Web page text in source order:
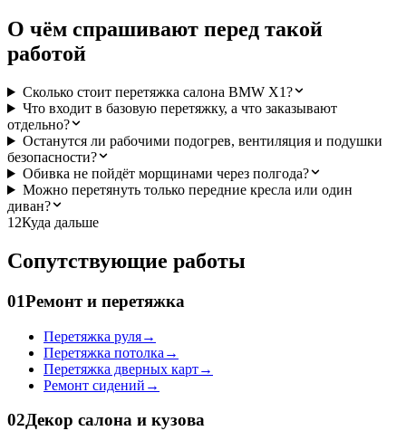
О чём спрашивают перед такой
работой
Сколько стоит перетяжка салона BMW X1?
Что входит в базовую перетяжку, а что заказывают
отдельно?
Останутся ли рабочими подогрев, вентиляция и подушки
безопасности?
Обивка не пойдёт морщинами через полгода?
Можно перетянуть только передние кресла или один
диван?
12Куда дальше
Сопутствующие работы
01Ремонт и перетяжка
Перетяжка руля→
Перетяжка потолка →
Перетяжка дверных карт→
Ремонт сидений →
02Декор салона и кузова